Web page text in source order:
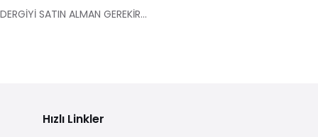
DERGİYİ SATIN ALMAN GEREKİR...
Hızlı Linkler